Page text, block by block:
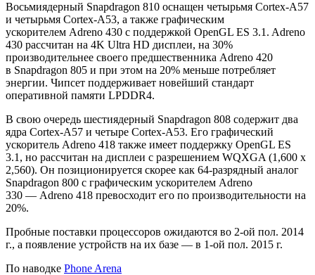
Восьмиядерный Snapdragon 810 оснащен четырьмя Cortex-A57
и четырьмя Cortex-A53, а также графическим
ускорителем Adreno 430 с поддержкой OpenGL ES 3.1. Adreno
430 рассчитан на 4K Ultra HD дисплеи, на 30%
производительнее своего предшественника Adreno 420
в Snapdragon 805 и при этом на 20% меньше потребляет
энергии. Чипсет поддерживает новейший стандарт
оперативной памяти LPDDR4.
В свою очередь шестиядерный Snapdragon 808 содержит два
ядра Cortex-A57 и четыре Cortex-A53. Его графический
ускоритель Adreno 418 также имеет поддержку OpenGL ES
3.1, но рассчитан на дисплеи с разрешением WQXGA (1,600 x
2,560). Он позиционируется скорее как 64-разрядный аналог
Snapdragon 800 с графическим ускорителем Adreno
330 — Adreno 418 превосходит его по производительности на
20%.
Пробные поставки процессоров ожидаются во 2-ой пол. 2014
г., а появление устройств на их базе — в 1-ой пол. 2015 г.
По наводке Phone Arena